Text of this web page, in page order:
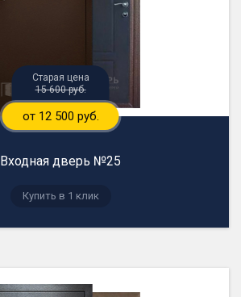
15 600 руб.
от 12 500 руб.
Входная дверь №25